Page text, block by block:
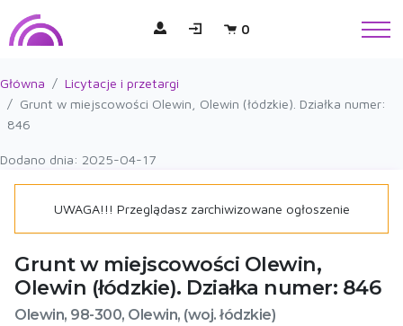
0
Główna
Licytacje i przetargi
Grunt w miejscowości Olewin, Olewin (łódzkie). Działka numer:
846
Dodano dnia: 2025-04-17
UWAGA!!! Przeglądasz zarchiwizowane ogłoszenie
Grunt w miejscowości Olewin,
Olewin (łódzkie). Działka numer: 846
Olewin, 98-300, Olewin, (woj. łódzkie)